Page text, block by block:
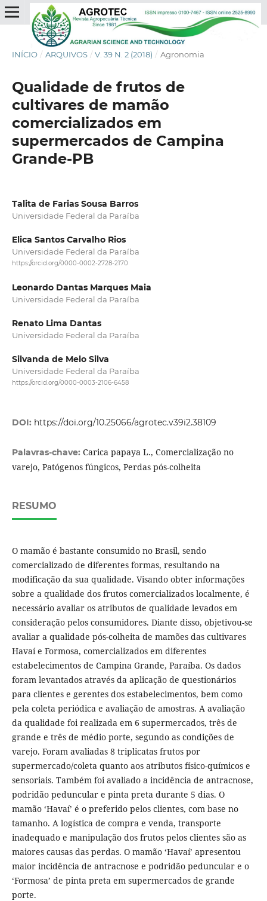
INÍCIO / ARQUIVOS / V. 39 N. 2 (2018) / Agronomia
Qualidade de frutos de
cultivares de mamão
comercializados em
supermercados de Campina
Grande-PB
Talita de Farias Sousa Barros
Universidade Federal da Paraíba
Elica Santos Carvalho Rios
Universidade Federal da Paraíba
https://orcid.org/0000-0002-2728-2170
Leonardo Dantas Marques Maia
Universidade Federal da Paraíba
Renato Lima Dantas
Universidade Federal da Paraíba
Silvanda de Melo Silva
Universidade Federal da Paraíba
https://orcid.org/0000-0003-2106-6458
DOI: https://doi.org/10.25066/agrotec.v39i2.38109
Palavras-chave: Carica papaya L., Comercialização no
varejo, Patógenos fúngicos, Perdas pós-colheita
RESUMO
O mamão é bastante consumido no Brasil, sendo
comercializado de diferentes formas, resultando na
modificação da sua qualidade. Visando obter informações
sobre a qualidade dos frutos comercializados localmente, é
necessário avaliar os atributos de qualidade levados em
consideração pelos consumidores. Diante disso, objetivou-se
avaliar a qualidade pós-colheita de mamões das cultivares
Havaí e Formosa, comercializados em diferentes
estabelecimentos de Campina Grande, Paraíba. Os dados
foram levantados através da aplicação de questionários
para clientes e gerentes dos estabelecimentos, bem como
pela coleta periódica e avaliação de amostras. A avaliação
da qualidade foi realizada em 6 supermercados, três de
grande e três de médio porte, segundo as condições de
varejo. Foram avaliadas 8 triplicatas frutos por
supermercado/coleta quanto aos atributos físico-químicos e
sensoriais. Também foi avaliado a incidência de antracnose,
podridão peduncular e pinta preta durante 5 dias. O
mamão ‘Havaí’ é o preferido pelos clientes, com base no
tamanho. A logística de compra e venda, transporte
inadequado e manipulação dos frutos pelos clientes são as
maiores causas das perdas. O mamão ‘Havaí’ apresentou
maior incidência de antracnose e podridão peduncular e o
‘Formosa’ de pinta preta em supermercados de grande
porte.